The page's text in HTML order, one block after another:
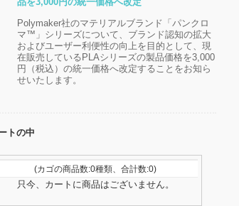
Polymaker社のマテリアルブランド「パンクロ
マ™」シリーズについて、ブランド認知の拡大
およびユーザー利便性の向上を目的として、現
在販売しているPLAシリーズの製品価格を3,000
円（税込）の統一価格へ改定することをお知ら
せいたします。
トの中
(カゴの商品数:0種類、合計数:0)
只今、カートに商品はございません。